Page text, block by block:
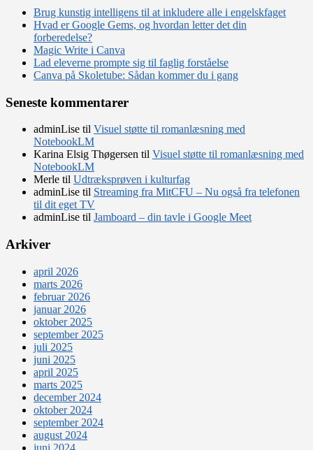
Brug kunstig intelligens til at inkludere alle i engelskfaget
Hvad er Google Gems, og hvordan letter det din
forberedelse?
Magic Write i Canva
Lad eleverne prompte sig til faglig forståelse
Canva på Skoletube: Sådan kommer du i gang
Seneste kommentarer
adminLise til Visuel støtte til romanlæsning med
NotebookLM
Karina Elsig Thøgersen til Visuel støtte til romanlæsning med
NotebookLM
Merle til Udtræksprøven i kulturfag
adminLise til Streaming fra MitCFU – Nu også fra telefonen
til dit eget TV
adminLise til Jamboard – din tavle i Google Meet
Arkiver
april 2026
marts 2026
februar 2026
januar 2026
oktober 2025
september 2025
juli 2025
juni 2025
april 2025
marts 2025
december 2024
oktober 2024
september 2024
august 2024
juni 2024